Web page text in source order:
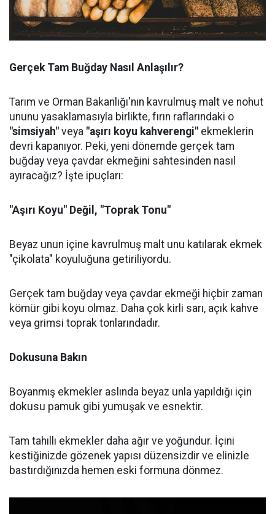
Gerçek Tam Buğday Nasıl Anlaşılır?
Tarım ve Orman Bakanlığı'nın kavrulmuş malt ve nohut
ununu yasaklamasıyla birlikte, fırın raflarındaki o
"simsiyah" veya "aşırı koyu kahverengi" ekmeklerin
devri kapanıyor. Peki, yeni dönemde gerçek tam
buğday veya çavdar ekmeğini sahtesinden nasıl
ayıracağız? İşte ipuçları:
"Aşırı Koyu" Değil, "Toprak Tonu"
Beyaz unun içine kavrulmuş malt unu katılarak ekmek
"çikolata" koyuluğuna getiriliyordu.
Gerçek tam buğday veya çavdar ekmeği hiçbir zaman
kömür gibi koyu olmaz. Daha çok kirli sarı, açık kahve
veya grimsi toprak tonlarındadır.
Dokusuna Bakın
Boyanmış ekmekler aslında beyaz unla yapıldığı için
dokusu pamuk gibi yumuşak ve esnektir.
Tam tahıllı ekmekler daha ağır ve yoğundur. İçini
kestiğinizde gözenek yapısı düzensizdir ve elinizle
bastırdığınızda hemen eski formuna dönmez.